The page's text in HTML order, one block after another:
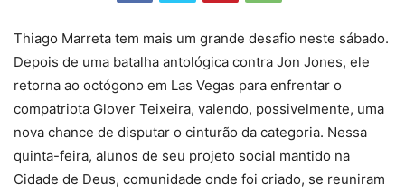
Thiago Marreta tem mais um grande desafio neste sábado.
Depois de uma batalha antológica contra Jon Jones, ele
retorna ao octógono em Las Vegas para enfrentar o
compatriota Glover Teixeira, valendo, possivelmente, uma
nova chance de disputar o cinturão da categoria. Nessa
quinta-feira, alunos de seu projeto social mantido na
Cidade de Deus, comunidade onde foi criado, se reuniram